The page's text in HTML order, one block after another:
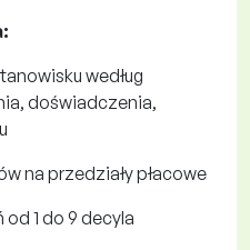
według
doświadczenia,
na przedziały płacowe
1 do 9 decyla